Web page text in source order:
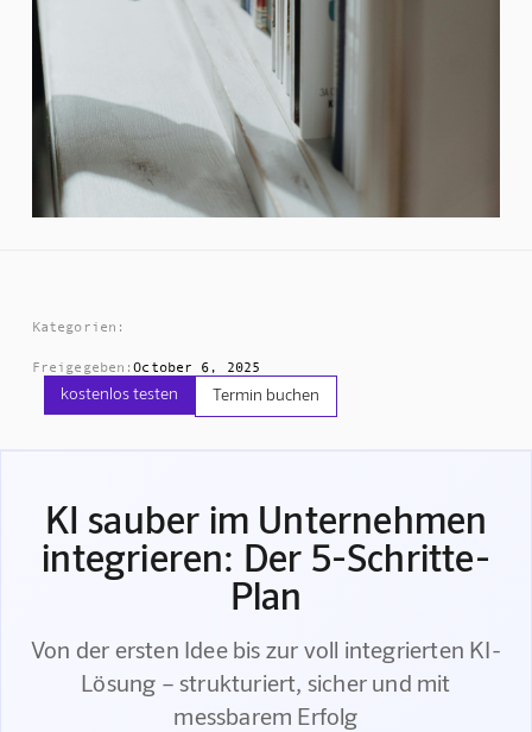
Kategorien:
Freigegeben:October 6, 2025
kostenlos testen Termin buchen
KI sauber im Unternehmen
integrieren: Der 5-Schritte-
Plan
Von der ersten Idee bis zur voll integrierten KI-
Lösung – strukturiert, sicher und mit
messbarem Erfolg